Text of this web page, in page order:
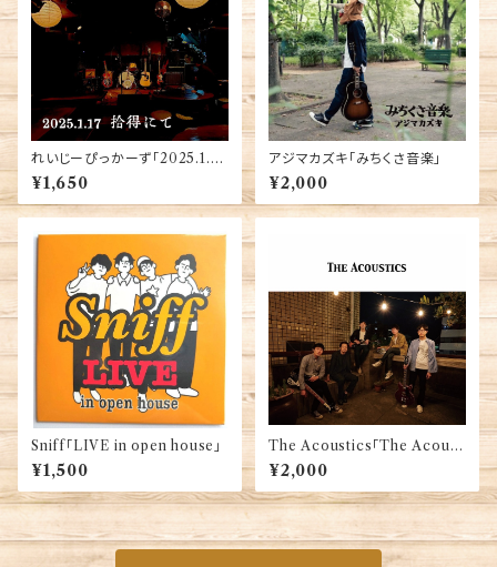
れいじーぴっかーず「2025.1.17
拾得にて」(CD-R)
¥1,650
アジマカズキ「みちくさ音楽」
¥2,000
Sniff「LIVE in open house」
¥1,500
The Acoustics「The Acoust
ics」
¥2,000